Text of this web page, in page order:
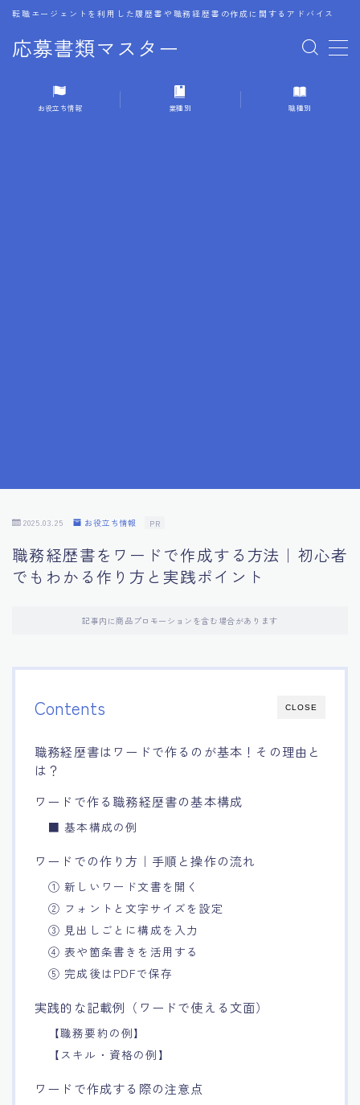
応募書類マスター
転職エージェントを利用した履歴書や職務経歴書の作成に関するアドバイス
MENU
1.履歴書のゴールデンルール
10.面接官に好印象を与える方法
11.キャリアアップを目指す人の応募書類
14.デジタル化やAIの進化がもたらす影響
お役立ち情報 業種別 職種別
2025.03.25 お役立ち情報 PR
職務経歴書をワードで作成する方法｜初心者
でもわかる作り方と実践ポイント
記事内に商品プロモーションを含む場合があります
CLOSE
Contents
職務経歴書はワードで作るのが基本！その理由と
は？
ワードで作る職務経歴書の基本構成
■ 基本構成の例
ワードでの作り方｜手順と操作の流れ
① 新しいワード文書を開く
② フォントと文字サイズを設定
③ 見出しごとに構成を入力
④ 表や箇条書きを活用する
⑤ 完成後はPDFで保存
実践的な記載例（ワードで使える文面）
【職務要約の例】
【スキル・資格の例】
ワードで作成する際の注意点